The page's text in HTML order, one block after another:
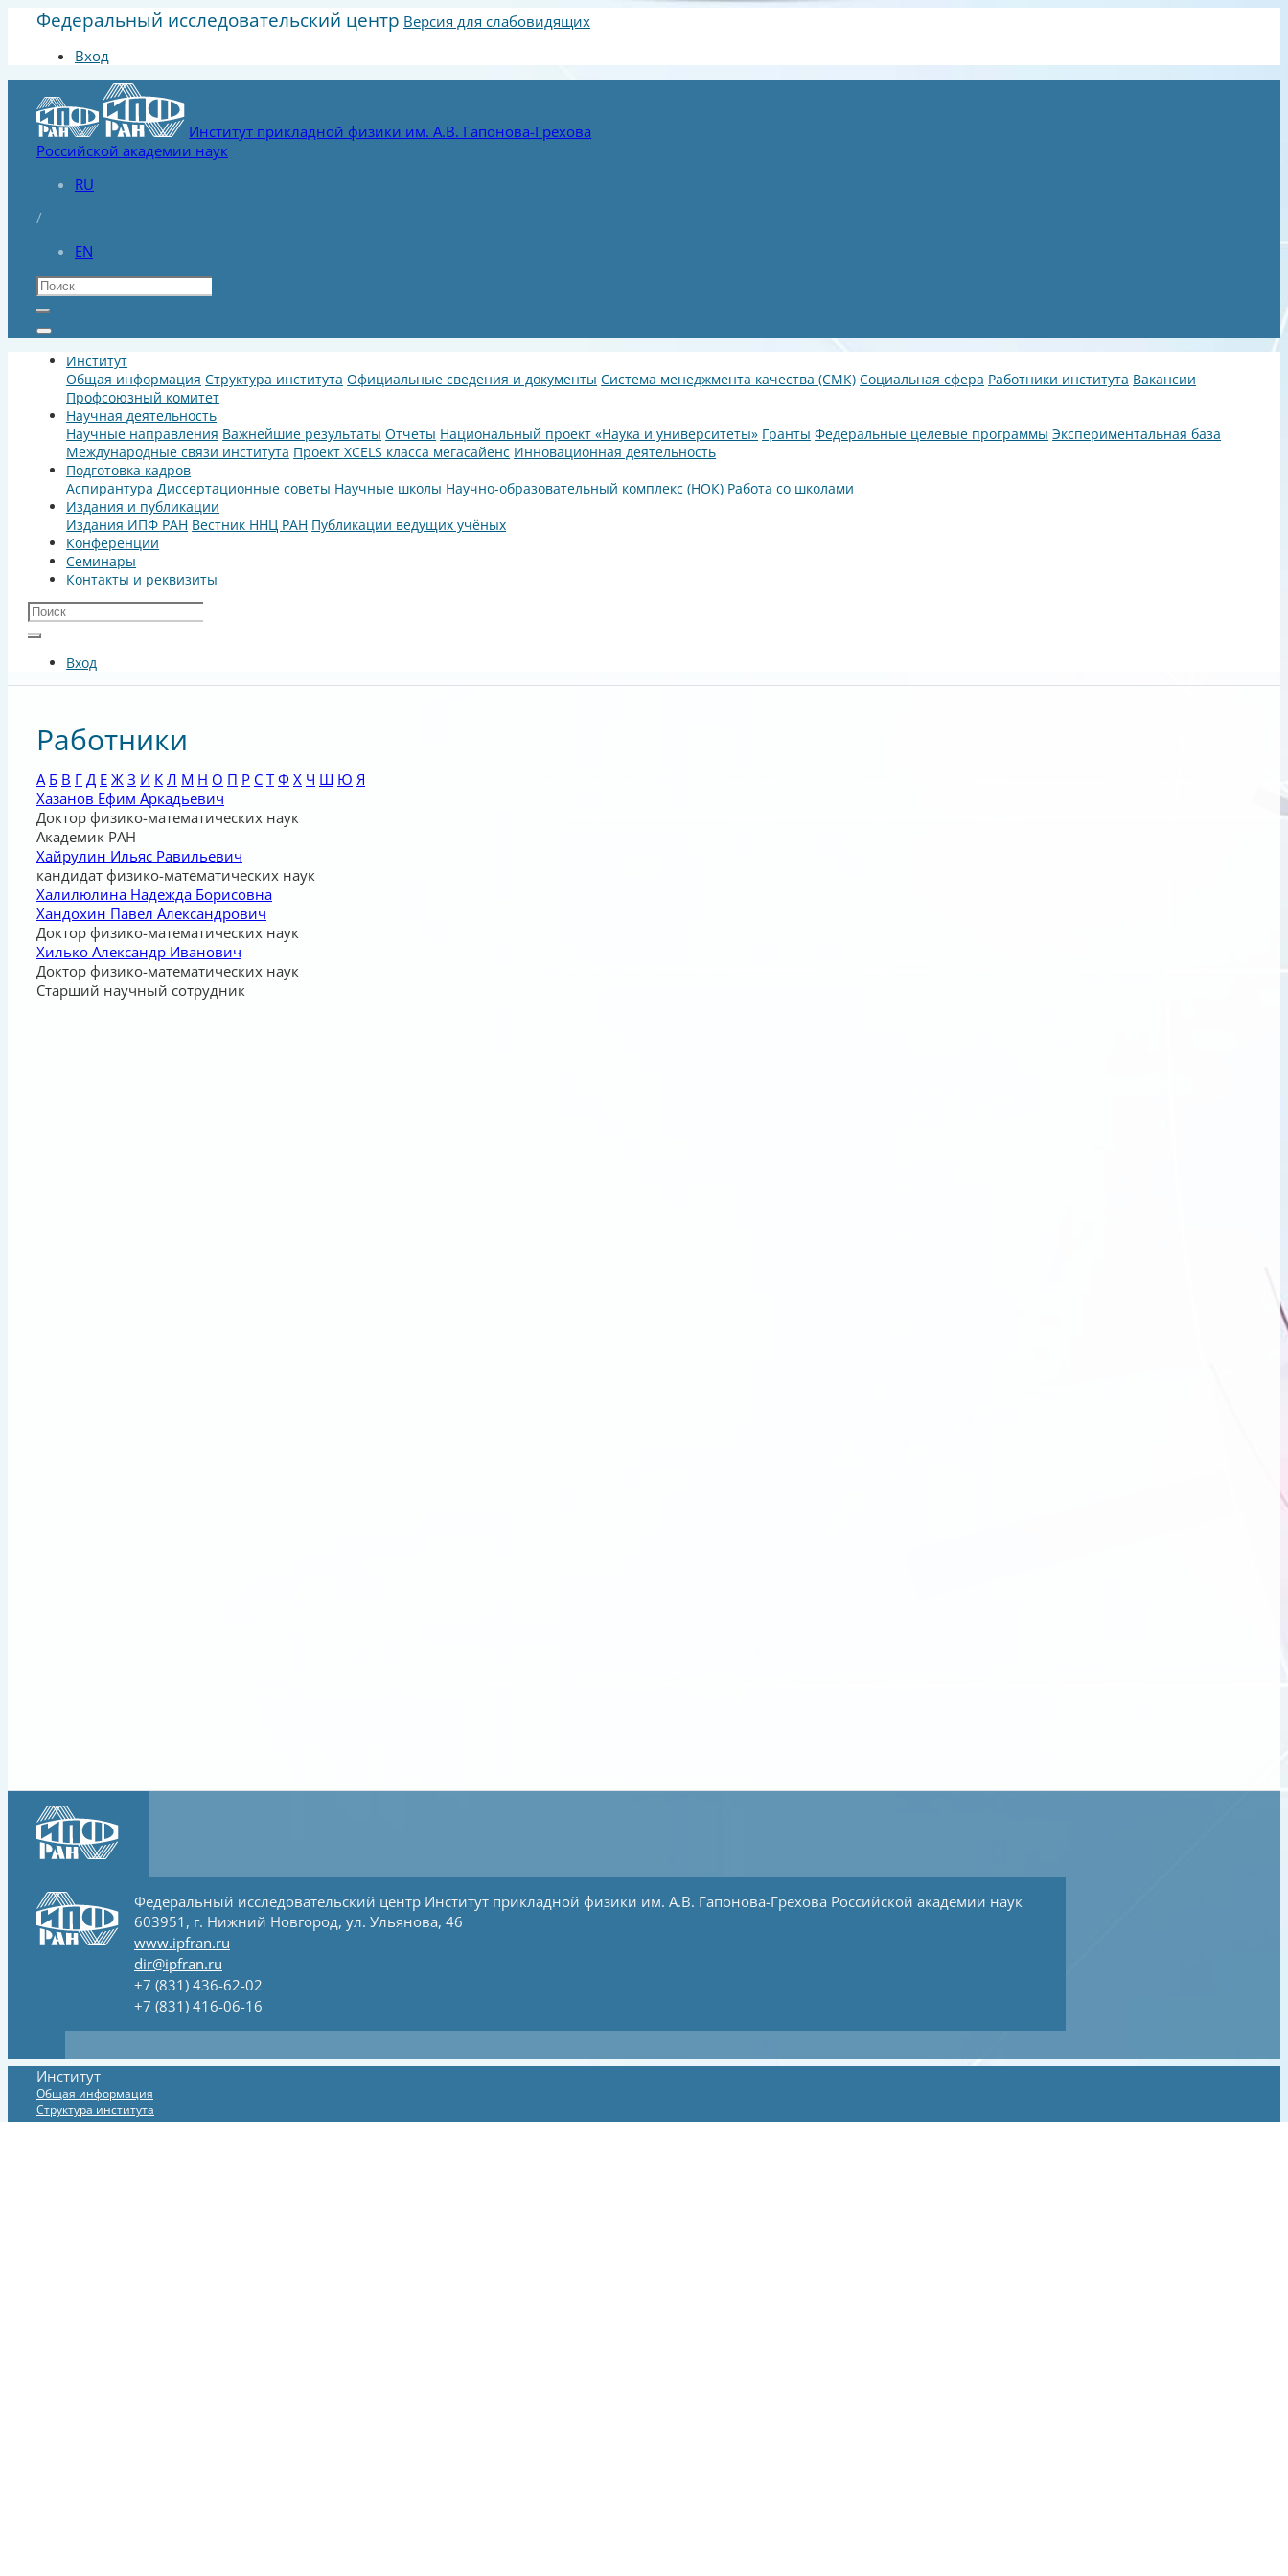
Федеральный исследовательский центр Версия для слабовидящих
Вход
Институт прикладной физики им. А.В. Гапонова-Грехова
Российской академии наук
RU
/
EN
Институт
Общая информация Структура института Официальные сведения и документы Система менеджмента качества (СМК) Социальная сфера Работники института Вакансии
Профсоюзный комитет
Научная деятельность
Научные направления Важнейшие результаты Отчеты Национальный проект «Наука и университеты» Гранты Федеральные целевые программы Экспериментальная база
Международные связи института Проект XCELS класса мегасайенс Инновационная деятельность
Подготовка кадров
Аспирантура Диссертационные советы Научные школы Научно-образовательный комплекс (НОК) Работа со школами
Издания и публикации
Издания ИПФ РАН Вестник ННЦ РАН Публикации ведущих учёных
Конференции
Семинары
Контакты и реквизиты
Вход
Работники
А Б В Г Д Е Ж З И К Л М Н О П Р С Т Ф Х Ч Ш Ю Я
Хазанов Ефим Аркадьевич
Доктор физико-математических наук
Академик РАН
Хайрулин Ильяс Равильевич
кандидат физико-математических наук
Халилюлина Надежда Борисовна
Хандохин Павел Александрович
Доктор физико-математических наук
Хилько Александр Иванович
Доктор физико-математических наук
Старший научный сотрудник
Федеральный исследовательский центр Институт прикладной физики им. А.В. Гапонова-Грехова Российской академии наук
603951, г. Нижний Новгород, ул. Ульянова, 46
www.ipfran.ru
dir@ipfran.ru
+7 (831) 436-62-02
+7 (831) 416-06-16
Институт
Общая информация
Структура института
Официальные сведения и документы